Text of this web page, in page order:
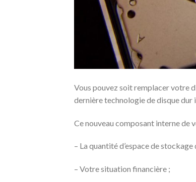
Vous pouvez soit remplacer votre
dernière technologie de disque dur
Ce nouveau composant interne de
– La quantité d’espace de
– Votre situation financière ;